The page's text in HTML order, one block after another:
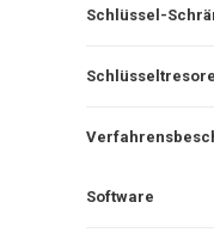
Schlüssel-
Schlüsseltresore
Software